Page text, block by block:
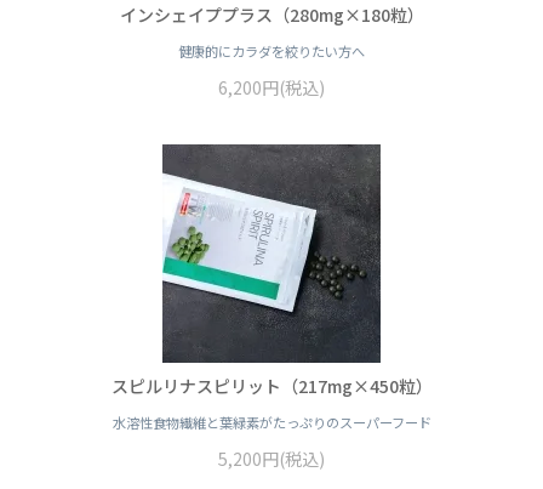
インシェイププラス（280mg×180粒）
健康的にカラダを絞りたい方へ
6,200円(税込)
スピルリナスピリット（217mg×450粒）
水溶性食物繊維と葉緑素がたっぷりのスーパーフード
5,200円(税込)